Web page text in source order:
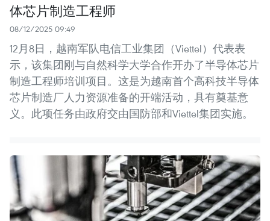
体芯片制造工程师
08/12/2025 09:49
12月8日，越南军队电信工业集团（Viettel）代表表
示，该集团刚与自然科学大学合作开办了半导体芯片
制造工程师培训项目。这是为越南首个高科技半导体
芯片制造厂人力资源准备的开端活动，具有奠基意
义。此项任务由政府交由国防部和Viettel集团实施。